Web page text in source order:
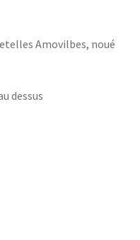
Amovilbes, noué
dessus